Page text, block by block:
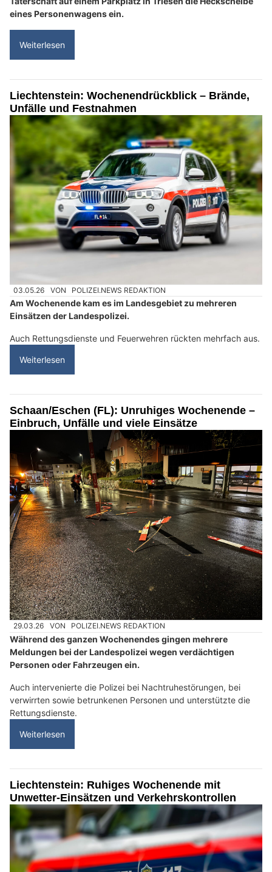
eines Personenwagens ein.
Weiterlesen
Liechtenstein: Wochenendrückblick – Brände,
Unfälle und Festnahmen
03.05.26 VON POLIZEI.NEWS REDAKTION
Am Wochenende kam es im Landesgebiet zu mehreren
Einsätzen der Landespolizei.
Auch Rettungsdienste und Feuerwehren rückten mehrfach aus.
Weiterlesen
Schaan/Eschen (FL): Unruhiges Wochenende –
Einbruch, Unfälle und viele Einsätze
29.03.26 VON POLIZEI.NEWS REDAKTION
Während des ganzen Wochenendes gingen mehrere
Meldungen bei der Landespolizei wegen verdächtigen
Personen oder Fahrzeugen ein.
Auch intervenierte die Polizei bei Nachtruhestörungen, bei
verwirrten sowie betrunkenen Personen und unterstützte die
Rettungsdienste.
Weiterlesen
Liechtenstein: Ruhiges Wochenende mit
Unwetter-Einsätzen und Verkehrskontrollen